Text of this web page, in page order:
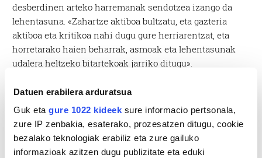
Datuen erabilera arduratsua
Guk eta gure 1022 kideek sure informacio pertsonala,
zure IP zenbakia, esaterako, prozesatzen ditugu, cookie
bezalako teknologiak erabiliz eta zure gailuko
informazioak azitzen dugu publizitate eta eduki
desberdinen arteko harremanak sendotzea izango da
lehentasuna. «Zahartze aktiboa bultzatu, eta gazteria
aktiboa eta kritikoa nahi dugu gure herriarentzat, eta
horretarako haien beharrak, asmoak eta lehentasunak
udalera heltzeko bitartekoak jarriko ditugu».